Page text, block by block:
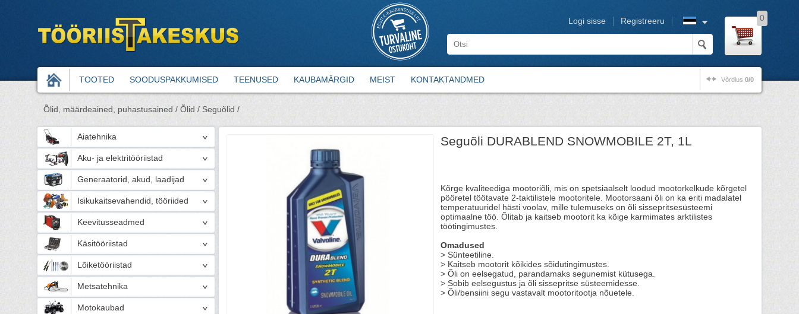
Registreeru
Logi sisse 0
TOOTED SOODUSPAKKUMISED TEENUSED KAUBAMÄRGID MEIST KONTAKTANDMED Võrdlus 0/0
Õlid, määrdeained, puhastusained / Õlid / Seguõlid /
Aiatehnika
Aku- ja elektritööriistad
Generaatorid, akud, laadijad
Isikukaitsevahendid, tööriided
Keevitusseadmed
Käsitööriistad
Lõiketööriistad
Metsatehnika
Motokaubad
Seguõli DURABLEND SNOWMOBILE 2T, 1L
Kõrge kvaliteediga mootoriõli, mis on spetsiaalselt loodud mootorkelkude kõrgetel
pööretel töötavate 2-taktilistele mootoritele. Mootorsaani õli on ka eriti madalatel
temperatuuridel hästi voolav, mille tulemuseks on õli sissepritsesüsteemi
optimaalne töö. Õlitab ja kaitseb mootorit ka kõige karmimates arktilistes
töötingimustes.
Omadused
> Sünteetiline.
> Kaitseb mootorit kõikides sõidutingimustes.
> Õli on eelsegatud, parandamaks segunemist kütusega.
> Sobib eelsegustus ja õli sissepritse süsteemidesse.
> Õli/bensiini segu vastavalt mootoritootja nõuetele.